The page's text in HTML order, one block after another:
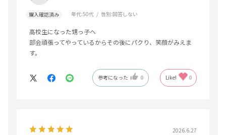
購入確認済み 年代:50代 性別:回答しない
高校生になった甥っ子へ
部会頑張ってやっているからその後にパクり、笑顔がみえま
す。
参考になった 0 Like! 0
2026.6.27